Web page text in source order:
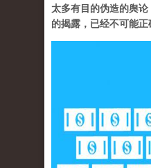
太多有目的伪造的舆
的揭露，已经不可能正